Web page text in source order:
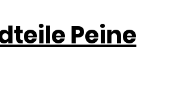
Peine